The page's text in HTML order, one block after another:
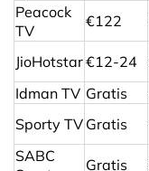
Peacock
TV
€122
JioHotstar€12-24
Idman TV Gratis
Sporty TVGratis
SABC
Gratis